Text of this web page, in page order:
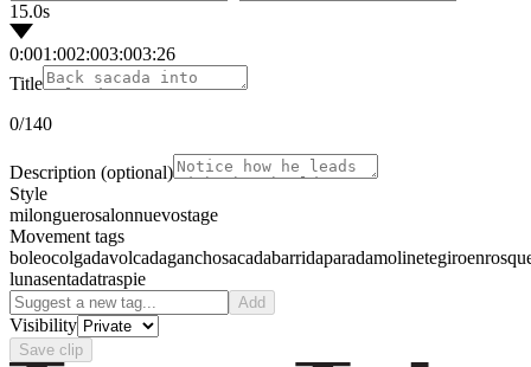
15.0s
0:001:002:003:003:26
Title
0/140
Description (optional)
Style
milonguerosalonnuevostage
Movement tags
boleocolgadavolcadaganchosacadabarridaparadamolinetegiro
lunasentadatraspie
Add
Visibility
Save clip